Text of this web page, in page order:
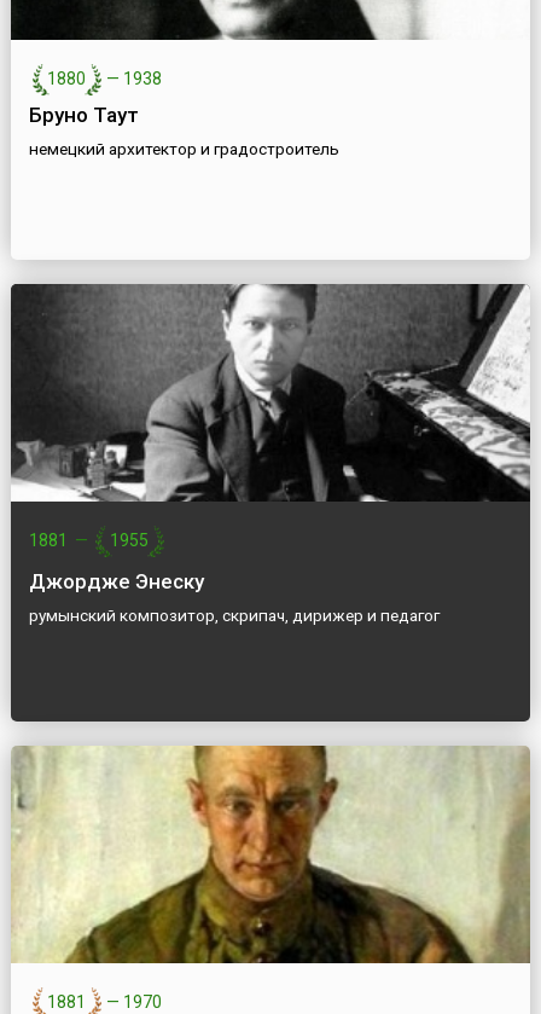
1880 — 1938
Бруно Таут
немецкий архитектор и градостроитель
1881 — 1955
Джордже Энеску
румынский композитор, скрипач, дирижер и педагог
1881 — 1970